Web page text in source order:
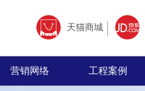
天猫商城
营销网络 工程案例